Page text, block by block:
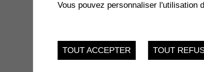
Vous pouvez personnaliser l'utilisation
TOUT ACCEPTER TOUT